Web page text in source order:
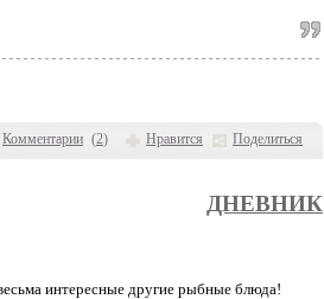
Комментарии (2) Нравится Поделиться
ДНЕВНИК
интересные другие рыбные блюда!